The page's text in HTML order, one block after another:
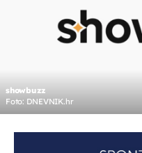
showbuzz
Foto: DNEVNIK.hr